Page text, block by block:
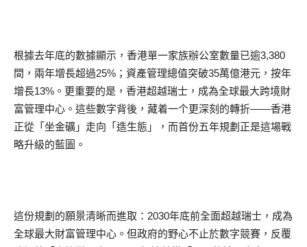
根據去年底的數據顯示，香港單一家族辦公室數量已逾3,380
間，兩年增長超過25%；資產管理總值突破35萬億港元，按年
增長13%。更重要的是，香港超越瑞士，成為全球最大跨境財
富管理中心。這些數字背後，藏着一个更深刻的轉折——香港
正從「坐金礦」走向「造生態」，而首份五年規劃正是這場戰
略升級的藍圖。
這份規劃的願景清晰而進取：2030年底前全面超越瑞士，成為
全球最大財富管理中心。但政府的野心不止於數字競賽，反覆